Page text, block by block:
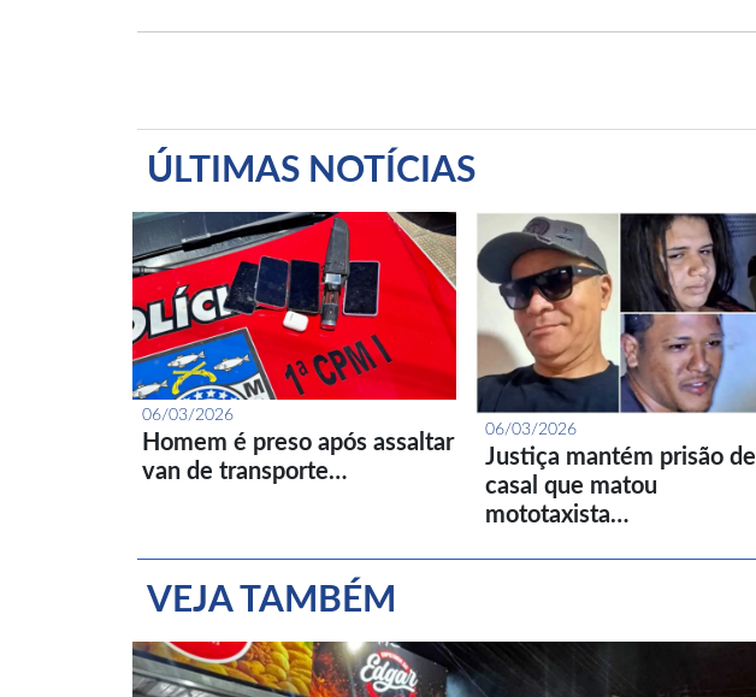
ÚLTIMAS NOTÍCIAS
06/03/2026
Homem é preso após assaltar
van de transporte…
06/03/2026
Justiça mantém prisão de
casal que matou
mototaxista…
VEJA TAMBÉM